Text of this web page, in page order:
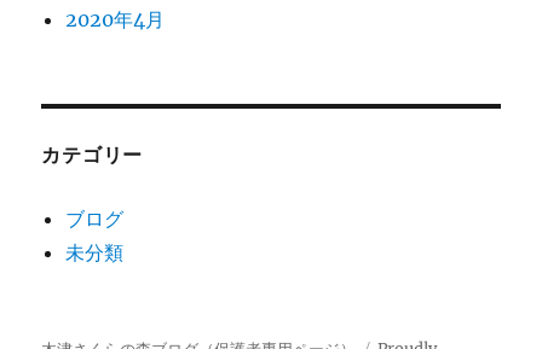
2020年4月
カテゴリー
ブログ
未分類